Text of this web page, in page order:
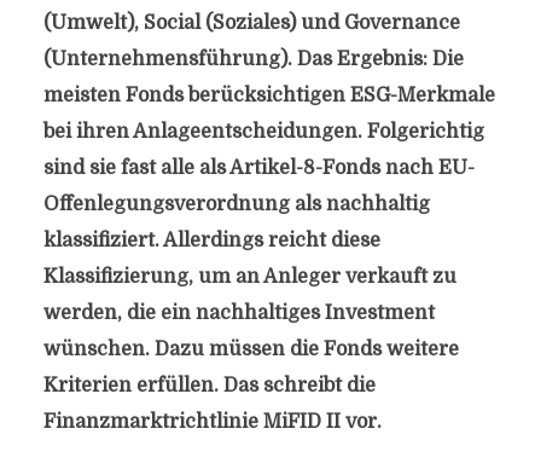
(Umwelt), Social (Soziales) und Governance
(Unternehmensführung). Das Ergebnis: Die
meisten Fonds berücksichtigen ESG-Merkmale
bei ihren Anlageentscheidungen. Folgerichtig
sind sie fast alle als Artikel-8-Fonds nach EU-
Offenlegungsverordnung als nachhaltig
klassifiziert. Allerdings reicht diese
Klassifizierung, um an Anleger verkauft zu
werden, die ein nachhaltiges Investment
wünschen. Dazu müssen die Fonds weitere
Kriterien erfüllen. Das schreibt die
Finanzmarktrichtlinie MiFID II vor.